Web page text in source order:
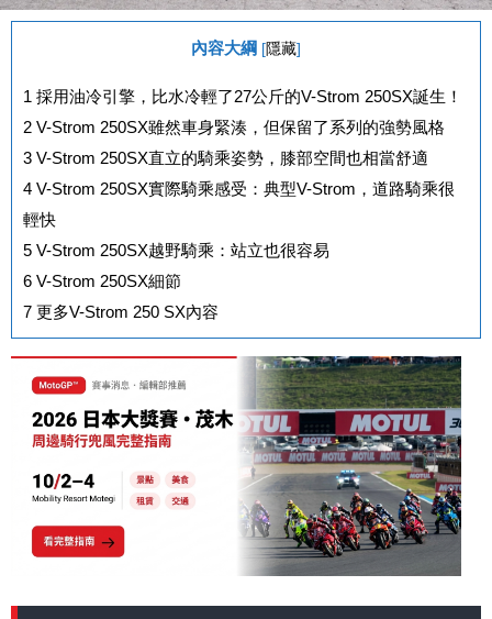
內容大綱 [隱藏]
1 採用油冷引擎，比水冷輕了27公斤的V-Strom 250SX誕生！
2 V-Strom 250SX雖然車身緊湊，但保留了系列的強勢風格
3 V-Strom 250SX直立的騎乘姿勢，膝部空間也相當舒適 ​
4 V-Strom 250SX實際騎乘感受：典型V-Strom，道路騎乘很
輕快
5 V-Strom 250SX越野騎乘：站立也很容易
6 V-Strom 250SX細節
7 更多V-Strom 250 SX內容